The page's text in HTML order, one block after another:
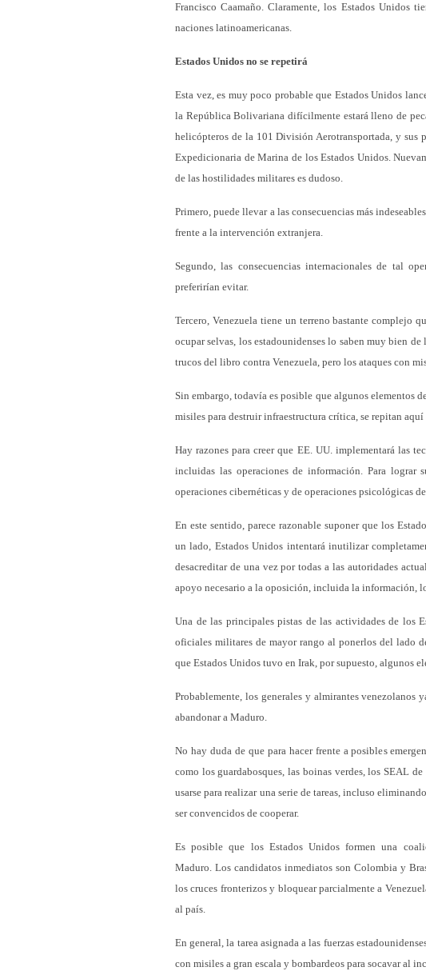
Francisco Caamaño. Claramente, los Estados Unidos
naciones latinoamericanas.
Estados Unidos no se repetirá
Esta vez, es muy poco probable que Estados Unidos
la República Bolivariana difícilmente estará lleno de
helicópteros de la 101 División Aerotransportada, y sus
Expedicionaria de Marina de los Estados Unidos.
de las hostilidades militares es dudoso.
Primero, puede llevar a las consecuencias más
frente a la intervención extranjera.
Segundo, las consecuencias internacionales de tal
preferirían evitar.
Tercero, Venezuela tiene un terreno bastante complejo
ocupar selvas, los estadounidenses lo saben muy bien
trucos del libro contra Venezuela, pero los ataques con
Sin embargo, todavía es posible que algunos elementos
misiles para destruir infraestructura crítica, se repitan
Hay razones para creer que EE. UU. implementará las
incluidas las operaciones de información. Para
operaciones cibernéticas y de operaciones psicológicas
En este sentido, parece razonable suponer que los
un lado, Estados Unidos intentará inutilizar
desacreditar de una vez por todas a las autoridades
apoyo necesario a la oposición, incluida la información,
Una de las principales pistas de las actividades de los
oficiales militares de mayor rango al ponerlos del lado
que Estados Unidos tuvo en Irak, por supuesto, algunos
Probablemente, los generales y almirantes venezolanos
abandonar a Maduro.
No hay duda de que para hacer frente a posibles
como los guardabosques, las boinas verdes, los SEAL
usarse para realizar una serie de tareas, incluso
ser convencidos de cooperar.
Es posible que los Estados Unidos formen una
Maduro. Los candidatos inmediatos son Colombia y
los cruces fronterizos y bloquear parcialmente a
al país.
En general, la tarea asignada a las fuerzas
con misiles a gran escala y bombardeos para socavar al